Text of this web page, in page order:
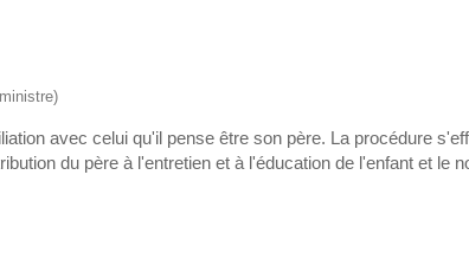
avec celui qu'il pense être son père. La procédure
du père à l'entretien et à l'éducation de l'enfant et le